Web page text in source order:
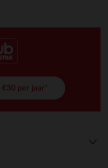
€30 per jaar*